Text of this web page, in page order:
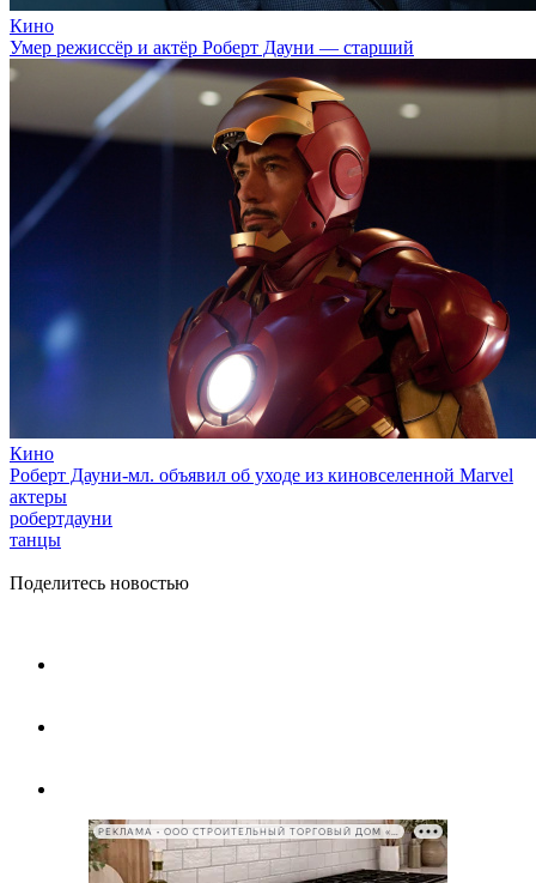
Кино
Умер режиссёр и актёр Роберт Дауни — старший
Кино
Роберт Дауни-мл. объявил об уходе из киновселенной Marvel
актеры
робертдауни
танцы
Поделитесь новостью
РЕКЛАМА • ООО СТРОИТЕЛЬНЫЙ ТОРГОВЫЙ ДОМ «ПЕТРОВИЧ», ИНН 7802348846